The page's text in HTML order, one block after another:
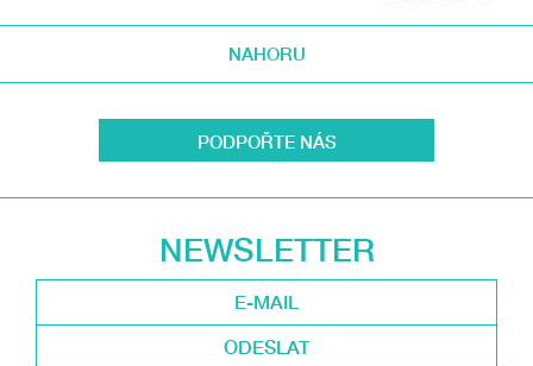
NAHORU
PODPOŘTE NÁS
NEWSLETTER
ODESLAT